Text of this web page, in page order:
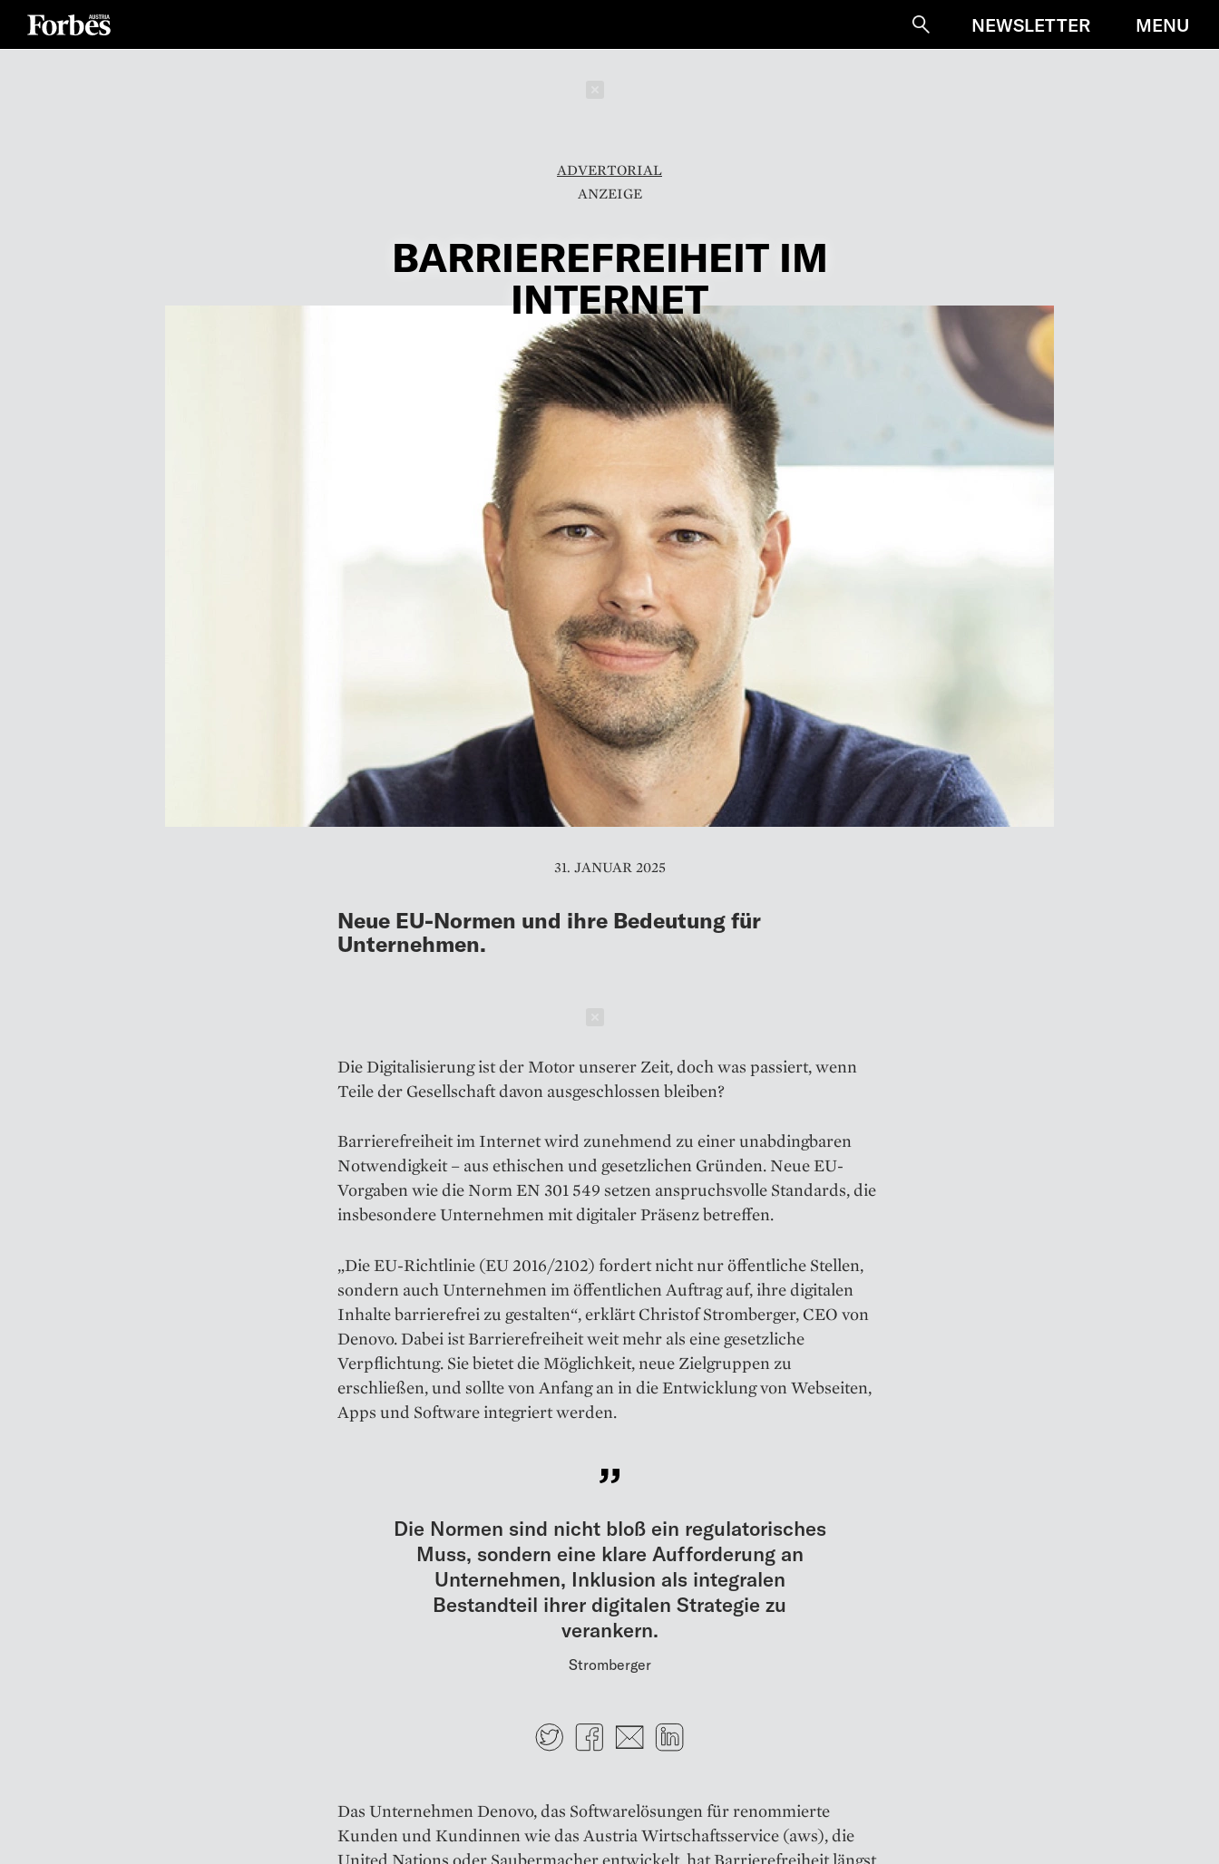
SucheNEWSLETTER MENU
ADVERTORIAL
BARRIEREFREIHEIT IM
INTERNET
31. JANUAR 2025
Neue EU-Normen und ihre Bedeutung für
Unternehmen.
Die Digitalisierung ist der Motor unserer Zeit, doch was passiert, wenn
Teile der Gesellschaft davon ausgeschlossen bleiben?
Barrierefreiheit im Internet wird zunehmend zu einer unabdingbaren
Notwendigkeit – aus ethischen und gesetzlichen Gründen. Neue EU-
Vorgaben wie die Norm EN 301 549 setzen anspruchsvolle Standards, die
insbesondere Unternehmen mit digitaler Präsenz betreffen.
„Die EU-Richtlinie (EU 2016/2102) fordert nicht nur öffentliche Stellen,
sondern auch Unternehmen im öffentlichen Auftrag auf, ihre digitalen
Inhalte barrierefrei zu gestalten“, erklärt Christof Stromberger, CEO von
Denovo. Dabei ist Barrierefreiheit weit mehr als eine gesetzliche
Verpflichtung. Sie bietet die Möglichkeit, neue Zielgruppen zu
erschließen, und sollte von Anfang an in die Entwicklung von Webseiten,
Apps und Software integriert werden.
Die Normen sind nicht bloß ein regulatorisches
Muss, sondern eine klare Aufforderung an
Unternehmen, Inklusion als integralen
Bestandteil ihrer digitalen Strategie zu
verankern.
Stromberger
TwitterFacebook
E-mail
Das Unternehmen Denovo, das Softwarelösungen für renommierte
Kunden und Kundinnen wie das Austria Wirtschaftsservice (aws), die
United Nations oder Saubermacher entwickelt, hat Barrierefreiheit längst